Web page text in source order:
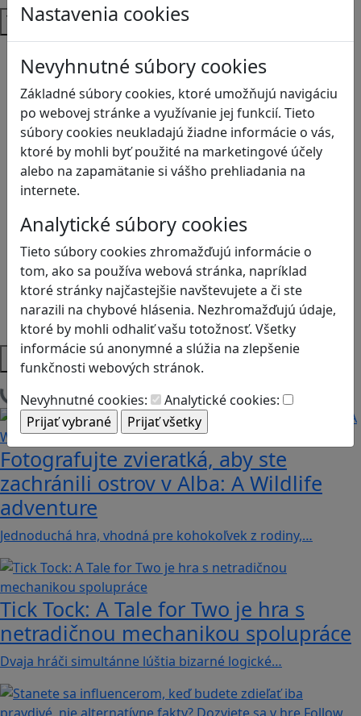
Nastavenia cookies
Nevyhnutné súbory cookies
Základné súbory cookies, ktoré umožňujú navigáciu
po webovej stránke a využívanie jej funkcií. Tieto
súbory cookies neukladajú žiadne informácie o vás,
ktoré by mohli byť použité na marketingové účely
alebo na zapamätanie si vášho prehliadania na
internete.
Analytické súbory cookies
Tieto súbory cookies zhromažďujú informácie o
tom, ako sa používa webová stránka, napríklad
ktoré stránky najčastejšie navštevujete a či ste
narazili na chybové hlásenia. Nezhromažďujú údaje,
ktoré by mohli odhaliť vašu totožnosť. Všetky
informácie sú anonymné a slúžia na zlepšenie
funkčnosti webových stránok.
Nevyhnutné cookies:
Analytické cookies:
Témy
Čítanie s porozumením
Digitálna rovnováha
Ekológia
Globálne vzdelávanie
Kreativita
Kritické myslenie
Kyberšikana
Ľudské práva a tolerancia
Motorika a koncentrácia
Programovanie/Technika
Sociálne zručnosti a kooperácia
Strategické myslenie
Zdravie a pohyb
Platformy
Načítam blogy
Fotografujte zvieratká, aby ste
zachránili ostrov v Alba: A Wildlife
adventure
Jednoduchá hra, vhodná pre kohokoľvek z rodiny,…
Tick Tock: A Tale for Tw‪o je hra s
netradičnou mechanikou spolupráce
Dvaja hráči simultánne lúštia bizarné logické…